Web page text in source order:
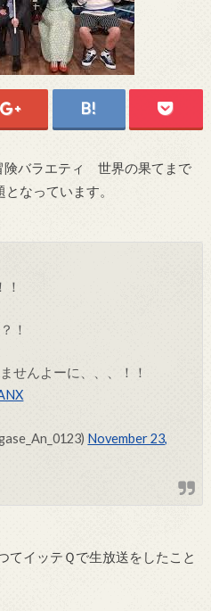
険バラエティ 世界の果てまで
なっています。
！
せんよーに、、、！！
November 23,
てイッテＱで生放送をしたこと